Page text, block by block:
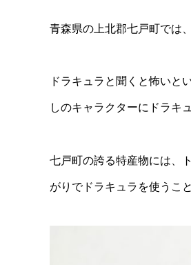
青森県の上北郡七戸町では
ドラキュラと聞くと怖いと
しのキャラクターにドラキ
七戸町の誇る特産物には、
がりでドラキュラを使うこ